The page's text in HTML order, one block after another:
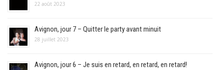
22 août 2023
Avignon, jour 7 – Quitter le party avant minuit
28 juillet 2023
Avignon, jour 6 – Je suis en retard, en retard, en retard!